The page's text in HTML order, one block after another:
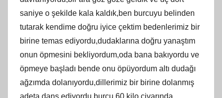
saniye o şekilde kala kaldık,ben burcuyu belinden
tutarak kendime doğru iyice çektim bedenlerimiz bir
birine temas ediyordu,dudaklarına doğru yanaştım
onun öpmesini bekliyordum,oda bana bakıyordu ve
öpmeye başladı bende onu öpüyordum altı dudağı
ağzımda dolanıyordu,dillerimiz bir birine dolanmış
adeta dans ediyordu,burcu 60 kilo civarında